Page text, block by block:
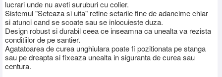
lucrari unde nu aveti suruburi cu colier.
Sistemul "Seteaza si uita" retine setarile fine de adancime chiar
si atunci cand se scoate sau se inlocuieste duza.
Design robust si durabil ceea ce inseamna ca unealta va rezista
conditiilor de pe santier.
Agatatoarea de curea unghiulara poate fi pozitionata pe stanga
sau pe dreapta si fixeaza unealta in siguranta de curea sau
centura.